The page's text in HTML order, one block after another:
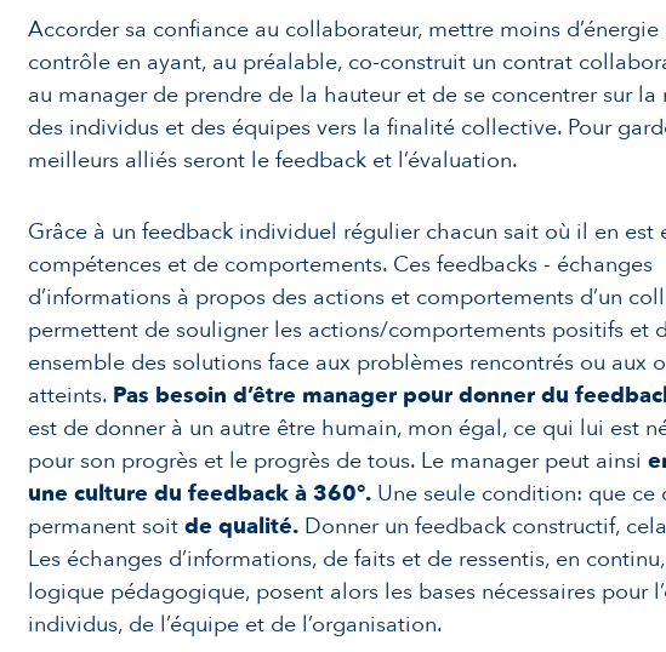
Accorder sa confiance au collaborateur, mettre moins d’énergie
contrôle en ayant, au préalable, co-construit un contrat
au manager de prendre de la hauteur et de se concentrer sur
des individus et des équipes vers la finalité collective. Pour
meilleurs alliés seront le feedback et l’évaluation.
Grâce à un feedback individuel régulier chacun sait où il en est
compétences et de comportements. Ces feedbacks - échanges
d’informations à propos des actions et comportements d’un
permettent de souligner les actions/comportements positifs et
ensemble des solutions face aux problèmes rencontrés ou aux
atteints. Pas besoin d’être manager pour donner du
est de donner à un autre être humain, mon égal, ce qui lui est
pour son progrès et le progrès de tous. Le manager peut ainsi
une culture du feedback à 360°. Une seule condition: que ce
permanent soitde qualité. Donner un feedback constructif,
Les échanges d’informations, de faits et de ressentis, en
logique pédagogique, posent alors les bases nécessaires pour
individus, de l’équipe et de l’organisation.